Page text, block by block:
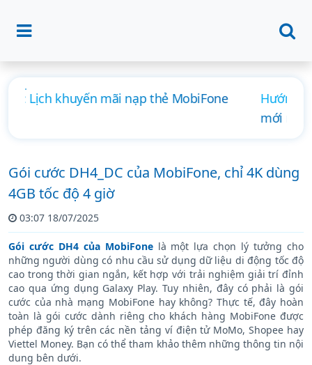
Hướng dẫn đăng ký 4G MobiFone ngày, tháng
Gói cước DH4_DC của MobiFone, chỉ 4K dùng
4GB tốc độ 4 giờ
03:07 18/07/2025
Gói cước DH4 của MobiFonelà một lựa chọn lý tưởng cho
những người dùng có nhu cầu sử dụng dữ liệu di động tốc độ
cao trong thời gian ngắn, kết hợp với trải nghiệm giải trí đỉnh
cao qua ứng dụng Galaxy Play. Tuy nhiên, đây có phải là gói
cước của nhà mạng MobiFone hay không? Thực tế, đây hoàn
toàn là gói cước dành riêng cho khách hàng MobiFone được
phép đăng ký trên các nền tảng ví điện tử MoMo, Shopee hay
Viettel Money. Bạn có thể tham khảo thêm những thông tin nội
dung bên dưới.